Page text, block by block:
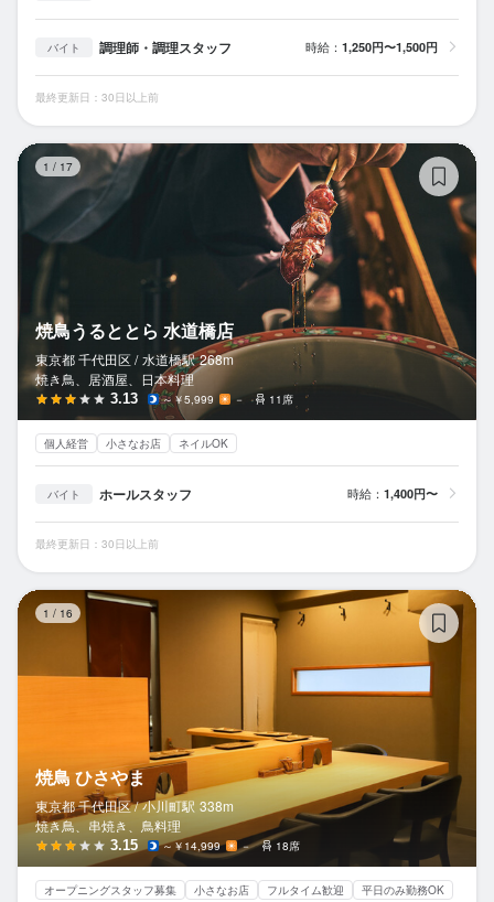
バイト 調理師・調理スタッフ 時給： 1,250円〜1,500円
最終更新日：30日以上前
1 / 17
焼鳥うるととら 水道橋店
東京都 千代田区 / 水道橋駅 268m
焼き鳥、居酒屋、日本料理
3.13 ～￥5,999 － 11席
個人経営 小さなお店 ネイルOK
バイト ホールスタッフ 時給： 1,400円〜
最終更新日：30日以上前
1 / 16
焼鳥 ひさやま
東京都 千代田区 / 小川町駅 338m
焼き鳥、串焼き、鳥料理
3.15 ～￥14,999 － 18席
オープニングスタッフ募集 小さなお店 フルタイム歓迎 平日のみ勤務OK